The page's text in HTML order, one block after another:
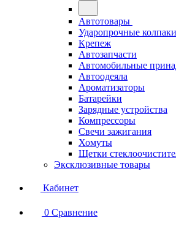
Автотовары
Ударопрочные колпаки
Крепеж
Автозапчасти
Автомобильные
Автоодеяла
Ароматизаторы
Батарейки
Зарядные устройства
Компрессоры
Свечи зажигания
Хомуты
Щетки
Эксклюзивные товары
Кабинет
0 Сравнение